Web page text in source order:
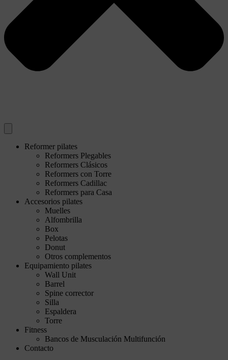
Reformer pilates
Reformers Plegables
Reformers Clásicos
Reformers con Torre
Reformers Cadillac
Reformers para Casa
Accesorios pilates
Muelles
Alfombrilla
Box
Pelotas
Donut
Otros complementos
Equipamiento pilates
Wall Unit
Barrel
Spine corrector
Silla
Espaldera
Torre
Fitness
Bancos de Musculación Multifunción
Contacto